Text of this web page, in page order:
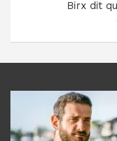
Birx dit